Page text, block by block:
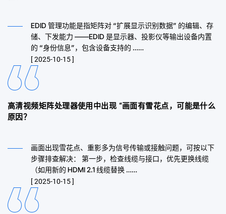
EDID 管理功能是指矩阵对 “扩展显示识别数据” 的编辑、存
储、下发能力 ——EDID 是显示器、投影仪等输出设备内置
的 “身份信息”，包含设备支持的 ……
[ 2025-10-15 ]
高清视频矩阵处理器使用中出现 “画面有雪花点，可能是什么
原因？
画面出现雪花点、重影多为信号传输或接触问题，可按以下
步骤排查解决： 第一步，检查线缆与接口，优先更换线缆
（如用新的 HDMI 2.1 线缆替换 ……
[ 2025-10-15 ]